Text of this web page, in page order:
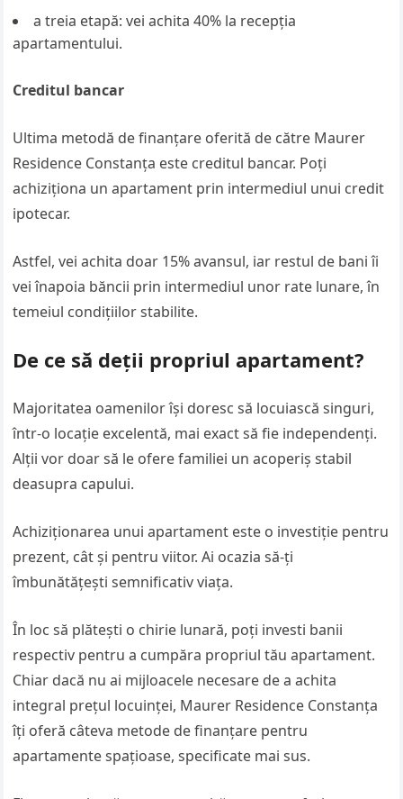
a treia etapă: vei achita 40% la recepția
apartamentului.
Creditul bancar
Ultima metodă de finanțare oferită de către Maurer
Residence Constanța este creditul bancar. Poți
achiziționa un apartament prin intermediul unui credit
ipotecar.
Astfel, vei achita doar 15% avansul, iar restul de bani îi
vei înapoia băncii prin intermediul unor rate lunare, în
temeiul condițiilor stabilite.
De ce să deții propriul apartament?
Majoritatea oamenilor își doresc să locuiască singuri,
într-o locație excelentă, mai exact să fie independenți.
Alții vor doar să le ofere familiei un acoperiș stabil
deasupra capului.
Achiziționarea unui apartament este o investiție pentru
prezent, cât și pentru viitor. Ai ocazia să-ți
îmbunătățești semnificativ viața.
În loc să plătești o chirie lunară, poți investi banii
respectiv pentru a cumpăra propriul tău apartament.
Chiar dacă nu ai mijloacele necesare de a achita
integral prețul locuinței, Maurer Residence Constanța
îți oferă câteva metode de finanțare pentru
apartamente spațioase, specificate mai sus.